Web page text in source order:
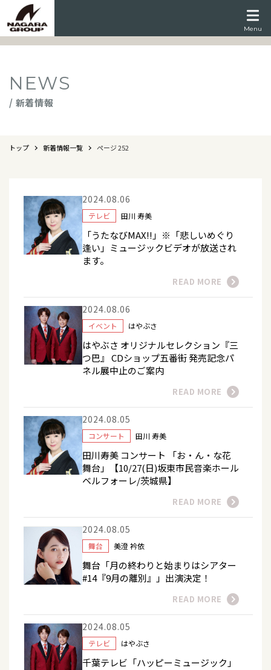
Menu
NEWS
/ 新着情報
トップ 新着情報一覧 ページ 252
2024.08.06
テレビ 田川 寿美
「うたなびMAX!!」※「悲しいめぐり
逢い」ミュージックビデオが放送され
ます。
READ MORE
2024.08.06
イベント はやぶさ
はやぶさ オリジナルセレクション『三
つ巴』 CDショップ五番街 発売記念パ
ネル展中止のご案内
READ MORE
2024.08.05
コンサート 田川 寿美
田川寿美 コンサート 「お・ん・な花
舞台」【10/27(日)坂東市民音楽ホール
ベルフォーレ/茨城県】
READ MORE
2024.08.05
舞台 美澄 衿依
舞台「月の終わりと始まりはシアター
#14『9月の離別』」出演決定！
READ MORE
2024.08.05
テレビ はやぶさ
千葉テレビ「ハッピーミュージック」